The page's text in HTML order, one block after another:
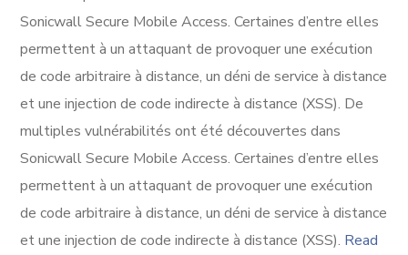
Sonicwall Secure Mobile Access. Certaines d’entre elles
permettent à un attaquant de provoquer une exécution
de code arbitraire à distance, un déni de service à distance
et une injection de code indirecte à distance (XSS). De
multiples vulnérabilités ont été découvertes dans
Sonicwall Secure Mobile Access. Certaines d’entre elles
permettent à un attaquant de provoquer une exécution
de code arbitraire à distance, un déni de service à distance
et une injection de code indirecte à distance (XSS). Read